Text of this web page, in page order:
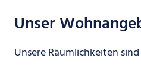
Unser
Unsere Räumlichkeiten